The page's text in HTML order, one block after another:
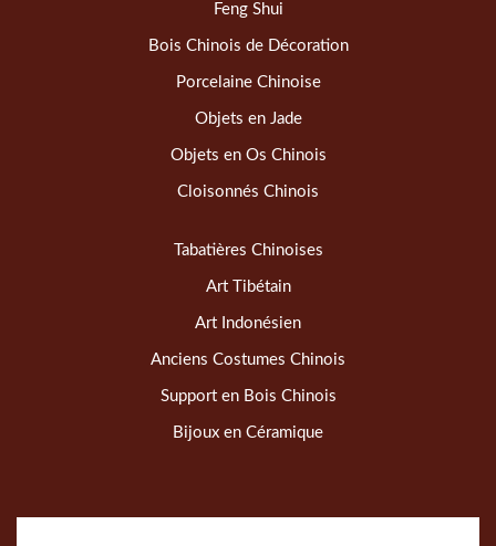
Feng Shui
Bois Chinois de Décoration
Porcelaine Chinoise
Objets en Jade
Objets en Os Chinois
Cloisonnés Chinois
Tabatières Chinoises
Art Tibétain
Art Indonésien
Anciens Costumes Chinois
Support en Bois Chinois
Bijoux en Céramique